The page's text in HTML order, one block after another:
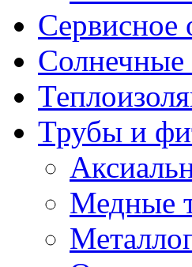
Сервисное
Солнечные
Трубы и
Медные